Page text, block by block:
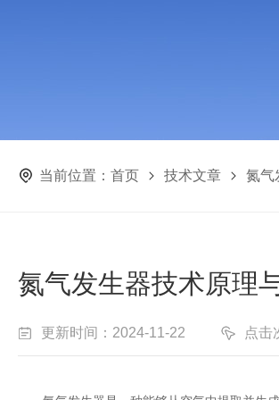
当前位置： 首页 技术文章 氮气
氮气发生器技术原理
更新时间：2024-11-22 点击